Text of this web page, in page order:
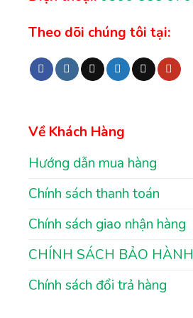
Theo dõi chúng tôi tại:
Về Khách Hàng
Hướng dẫn mua hàng
Chính sách thanh toán
Chính sách giao nhận hàng
CHÍNH SÁCH BẢO HÀNH
Chính sách đổi trả hàng